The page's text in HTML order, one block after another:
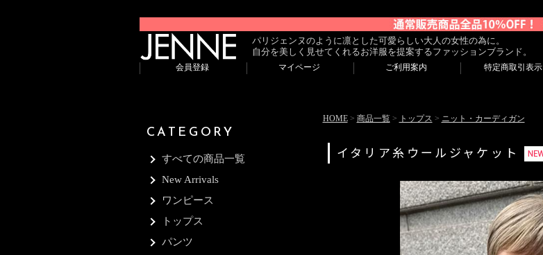
パリジェンヌのように凛とした可愛らしい大人の女性の為に。
自分を美しく見せてくれるお洋服を提案するファッションブランド。
会員登録 マイページ ご利用案内 特定商取引表示
CATEGORY
すべての商品一覧
New Arrivals
ワンピース
トップス
パンツ
HOME> 商品一覧> トップス > ニット・カーディガン
イタリア糸ウールジャケット